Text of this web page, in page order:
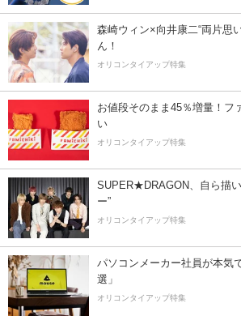
森崎ウィン×向井康二“両片思
ん！
オリコンタイアップ特集
お値段そのまま45％増量！フ
い
オリコンタイアップ特集
SUPER★DRAGON、自ら描
ー”
オリコンタイアップ特集
パソコンメーカー社員が本気
選」
オリコンタイアップ特集